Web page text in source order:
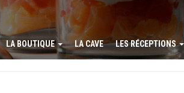
LA BOUTIQUE LA CAVE LES RÉCEPTIONS